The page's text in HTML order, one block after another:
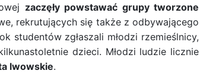
zaczęły powstawać grupy tworzone
rekrutujących się także z odbywającego
studentów zgłaszali młodzi rzemieślnicy,
dzieci. Młodzi ludzie licznie
lwowskie.